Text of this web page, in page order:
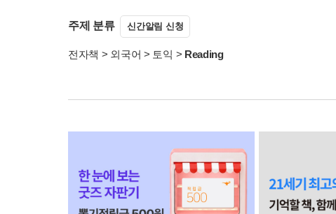
주제 분류 신간알림 신청
전자책 > 외국어 > 토익 > Reading